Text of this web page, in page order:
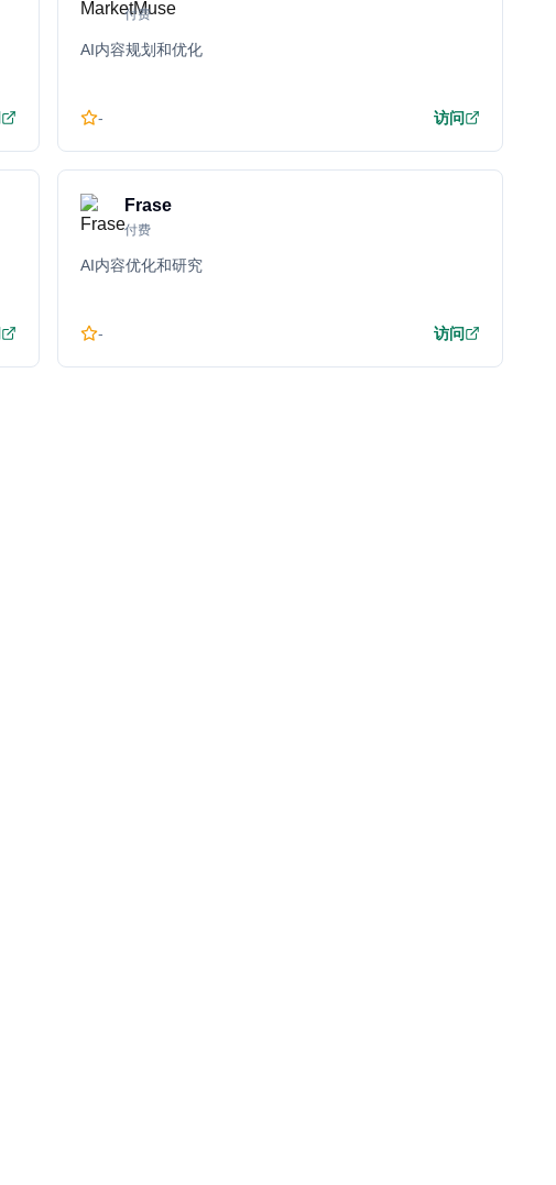
付费
AI内容规划和优化
- 访问
Frase
付费
AI内容优化和研究
- 访问